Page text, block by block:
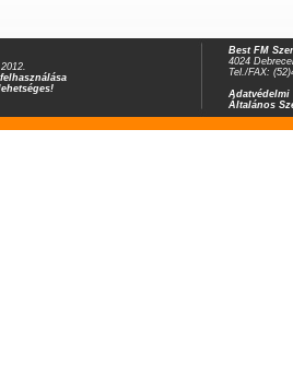
Best FM
4024
Tel./FAX:
Adatvédelmi
Általános